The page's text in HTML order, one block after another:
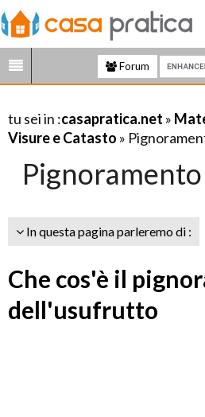
Forum
tu sei in :casapratica.net »
Visure e Catasto »
In questa pagina parleremo di :
Che cos'è il
dell'usufrutto